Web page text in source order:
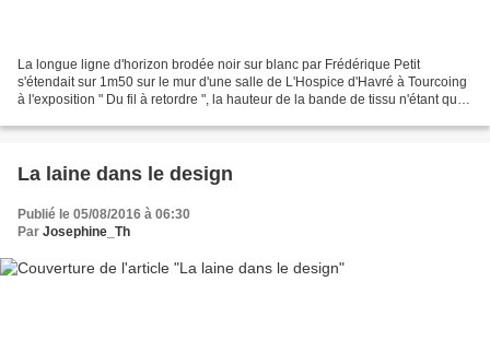
La longue ligne d'horizon brodée noir sur blanc par Frédérique Petit
s'étendait sur 1m50 sur le mur d'une salle de L'Hospice d'Havré à Tourcoing
à l'exposition " Du fil à retordre ", la hauteur de la bande de tissu n'étant que
La laine dans le design
Publié le 05/08/2016 à 06:30
Par Josephine_Th